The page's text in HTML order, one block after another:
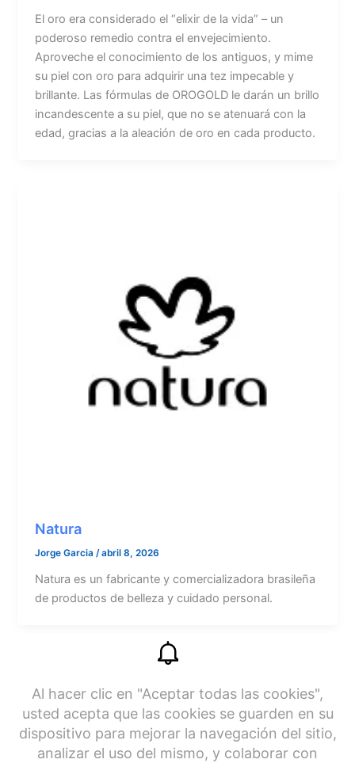
El oro era considerado el “elixir de la vida” – un
poderoso remedio contra el envejecimiento.
Aproveche el conocimiento de los antiguos, y mime
su piel con oro para adquirir una tez impecable y
brillante. Las fórmulas de OROGOLD le darán un brillo
incandescente a su piel, que no se atenuará con la
edad, gracias a la aleación de oro en cada producto.
Natura
Jorge Garcia/abril 8, 2026
Natura es un fabricante y comercializadora brasileña
de productos de belleza y cuidado personal.
1 Next